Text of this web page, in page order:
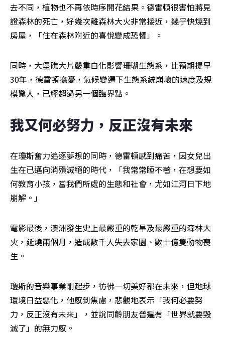
去不同，植物也不再依時序開花結果。德雷頓很害怕將見
證森林的死亡，好幾次離森林大火非常接近，幾乎快燒到
房屋，「住在森林附近的喜悅變成恐懼」。
同時，大堡礁大片嚴重白化影響珊瑚生態系，比預期提早
30年，德雷頓擔憂，氣候變遷下生態系統崩壞的速度及規
模驚人，已經超過另一個臨界點。
我又何必努力，反正沒有未來
在瓊斯奮力追逐夢想的同時，德雷頓感到痛苦，因女兒出
生在已邁向消殞滅絕的時代，「我常常睡不著，在想要如
何教育小孩，當我們所處的生態和社會，尤如江河日下地
崩解。」
電影最後，澳洲發生史上最嚴重的乾旱及最嚴重的森林大
火，延燒兩個月，造成數千人失去家園、數十億隻動物喪
生。
瓊斯的音樂事業剛起步，彷彿一切美好都在未來，但地球
環境日益惡化，他感到焦慮，悲觀地表示「我何必要努
力，反正沒有未來」，並說同齡朋友普遍有「世界就要毀
滅了」的無力感。